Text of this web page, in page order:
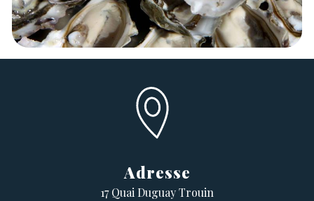
Adresse
17 Quai Duguay Trouin